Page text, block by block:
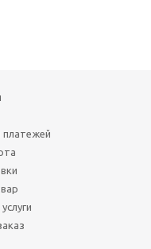
платежей